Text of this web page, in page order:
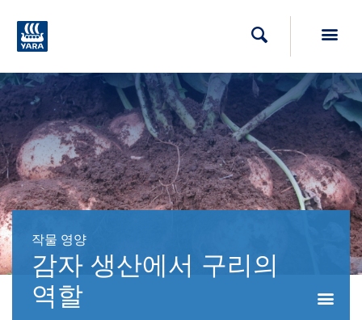
검색
작물 영양
감자 생산에서 구리의
역할